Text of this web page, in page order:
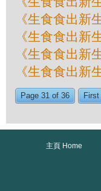
《生食食出新
《生食食出新
《生食食出新
《生食食出新
Page 31 of 36 First
主頁 Home